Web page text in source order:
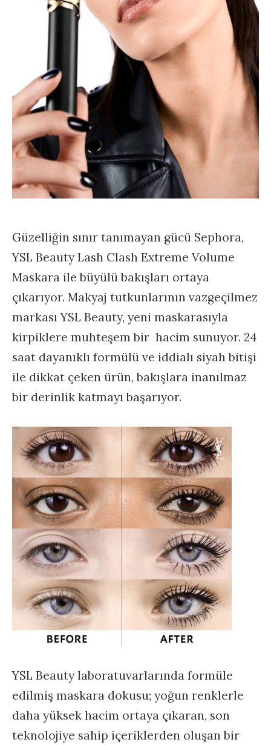
Güzelliğin sınır tanımayan gücü Sephora,
YSL Beauty Lash Clash Extreme Volume
Maskara ile büyülü bakışları ortaya
çıkarıyor. Makyaj tutkunlarının vazgeçilmez
markası YSL Beauty, yeni maskarasıyla
kirpiklere muhteşem bir hacim sunuyor. 24
saat dayanıklı formülü ve iddialı siyah bitişi
ile dikkat çeken ürün, bakışlara inanılmaz
bir derinlik katmayı başarıyor.
YSL Beauty laboratuvarlarında formüle
edilmiş maskara dokusu; yoğun renklerle
daha yüksek hacim ortaya çıkaran, son
teknolojiye sahip içeriklerden oluşan bir